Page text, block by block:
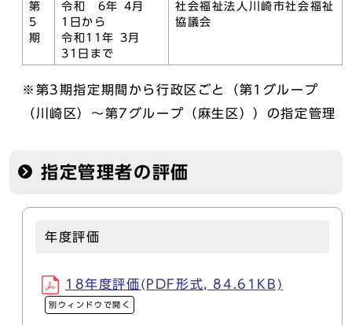
第
5
期
令和 6年 4月
1日から
令和11年 3月
31日まで
社会福祉法人川崎市社会福祉
協議会
※第3期指定期間から行政区ごと（第1グループ
（川崎区）～第7グループ（麻生区））の指定管理
指定管理者の評価
年度評価
18年度評価(PDF形式, 84.61KB)
別ウィンドウで開く